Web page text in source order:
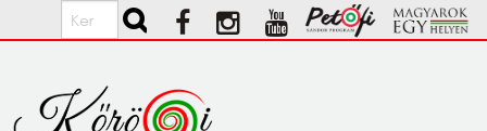
Ugrás a tartalomra
Keresés